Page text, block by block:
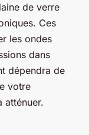
de verre
Ces
les ondes
dans
dépendra de
votre
atténuer.